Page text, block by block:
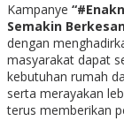
Kampanye
Semakin
dengan
masyarakat dapat
kebutuhan rumah
serta merayakan
terus memberikan